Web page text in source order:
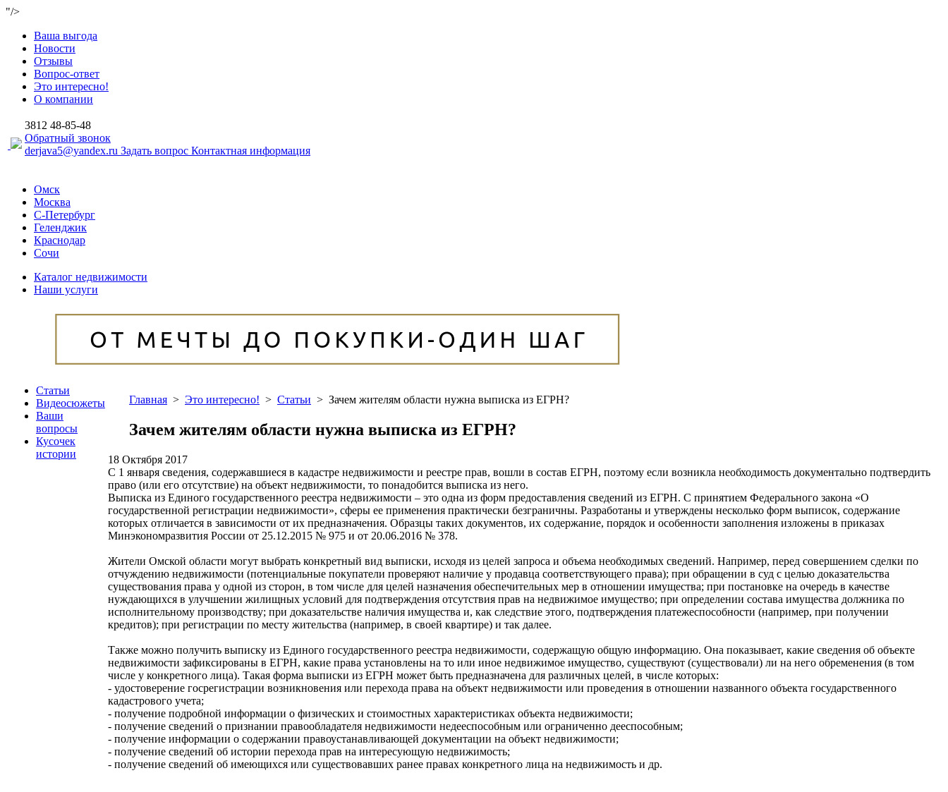
"/>
Ваша выгода
Новости
Отзывы
Вопрос-ответ
Это интересно!
О компании
3812 48-85-48
Обратный звонок
derjava5@yandex.ru Задать вопрос Контактная информация
Омск
Москва
С-Петербург
Геленджик
Краснодар
Сочи
Каталог недвижимости
Наши услуги
Статьи
Видеосюжеты
Ваши
вопросы
Кусочек
истории
Главная > Это интересно! > Статьи > Зачем жителям области нужна выписка из ЕГРН?
Зачем жителям области нужна выписка из ЕГРН?
18 Октября 2017
С 1 января сведения, содержавшиеся в кадастре недвижимости и реестре прав, вошли в состав ЕГРН, поэтому если возникла необходимость документально подтвердить
право (или его отсутствие) на объект недвижимости, то понадобится выписка из него.
Выписка из Единого государственного реестра недвижимости – это одна из форм предоставления сведений из ЕГРН. С принятием Федерального закона «О
государственной регистрации недвижимости», сферы ее применения практически безграничны. Разработаны и утверждены несколько форм выписок, содержание
которых отличается в зависимости от их предназначения. Образцы таких документов, их содержание, порядок и особенности заполнения изложены в приказах
Минэкономразвития России от 25.12.2015 № 975 и от 20.06.2016 № 378.
Жители Омской области могут выбрать конкретный вид выписки, исходя из целей запроса и объема необходимых сведений. Например, перед совершением сделки по
отчуждению недвижимости (потенциальные покупатели проверяют наличие у продавца соответствующего права); при обращении в суд с целью доказательства
существования права у одной из сторон, в том числе для целей назначения обеспечительных мер в отношении имущества; при постановке на очередь в качестве
нуждающихся в улучшении жилищных условий для подтверждения отсутствия прав на недвижимое имущество; при определении состава имущества должника по
исполнительному производству; при доказательстве наличия имущества и, как следствие этого, подтверждения платежеспособности (например, при получении
кредитов); при регистрации по месту жительства (например, в своей квартире) и так далее.
Также можно получить выписку из Единого государственного реестра недвижимости, содержащую общую информацию. Она показывает, какие сведения об объекте
недвижимости зафиксированы в ЕГРН, какие права установлены на то или иное недвижимое имущество, существуют (существовали) ли на него обременения (в том
числе у конкретного лица). Такая форма выписки из ЕГРН может быть предназначена для различных целей, в числе которых:
- удостоверение госрегистрации возникновения или перехода права на объект недвижимости или проведения в отношении названного объекта государственного
кадастрового учета;
- получение подробной информации о физических и стоимостных характеристиках объекта недвижимости;
- получение сведений о признании правообладателя недвижимости недееспособным или ограниченно дееспособным;
- получение информации о содержании правоустанавливающей документации на объект недвижимости;
- получение сведений об истории перехода прав на интересующую недвижимость;
- получение сведений об имеющихся или существовавших ранее правах конкретного лица на недвижимость и др.